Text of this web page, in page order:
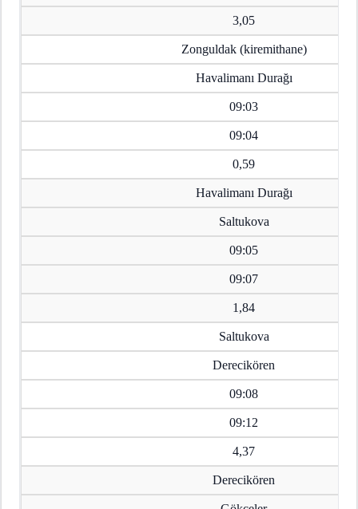
3,05
Zonguldak (kiremithane)
Havalimanı Durağı
09:03
09:04
0,59
Havalimanı Durağı
Saltukova
09:05
09:07
1,84
Saltukova
Derecikören
09:08
09:12
4,37
Derecikören